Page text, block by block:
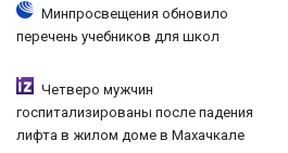
Минпросвещения обновило
перечень учебников для школ
Четверо мужчин
госпитализированы после падения
лифта в жилом доме в Махачкале